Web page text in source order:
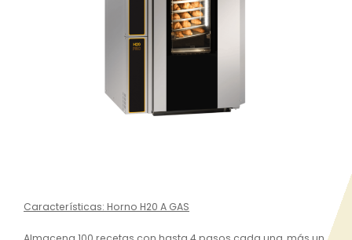
Características: Horno H20 A GAS